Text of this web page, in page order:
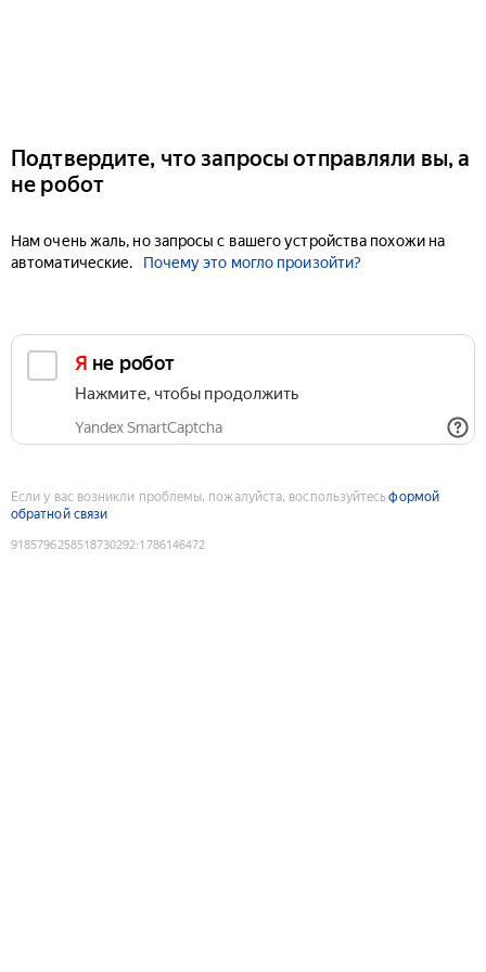
Подтвердите, что запросы отправляли вы, а
не робот
Нам очень жаль, но запросы с вашего устройства похожи на
автоматические.
Почему это могло произойти?
Я не робот
Нажмите, чтобы продолжить
Yandex SmartCaptcha
Если у вас возникли проблемы, пожалуйста, воспользуйтесьформой
обратной связи
9185796258518730292:1786146472